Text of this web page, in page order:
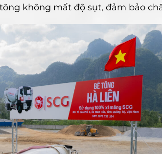
không mất độ sụt, đảm bảo